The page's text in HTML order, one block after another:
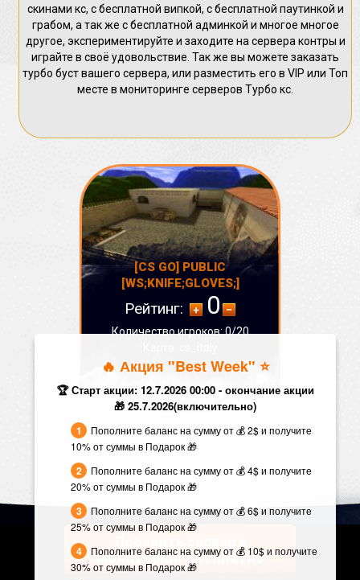
скинами кс, с бесплатной випкой, с бесплатной паутинкой и
грабом, а так же с бесплатной админкой и многое многое
другое, экспериментируйте и заходите на сервера контры и
играйте в своё удовольствие. Так же вы можете заказать
турбо буст вашего сервера, или разместить его в VIP или Топ
месте в мониторинге серверов Турбо кс.
[CS GO] PUBLIC
[WS;KNIFE;GLOVES;]
Рейтинг: 0
Количество игроков: 0/20
СТАТУС: ОФФЛАЙН
мониторинг бесплатно
🔥 Акция "Best Week" ⭐️
🏆 Старт акции: 12.7.2026 00:00 - окончание акции
🎁 25.7.2026(включительно)
Пополните баланс на сумму от 💰 2$ и получите
10% от суммы в Подарок 🎁
Пополните баланс на сумму от 💰 4$ и получите
20% от суммы в Подарок 🎁
Пополните баланс на сумму от 💰 6$ и получите
25% от суммы в Подарок 🎁
Пополните баланс на сумму от 💰 10$ и получите
30% от суммы в Подарок 🎁